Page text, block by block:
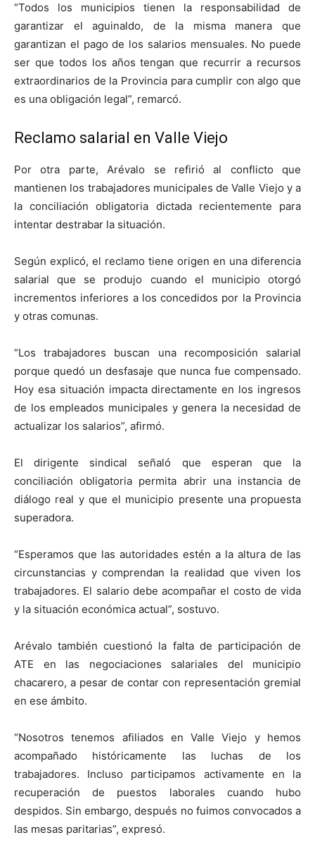
“Todos los municipios tienen la responsabilidad de
garantizar el aguinaldo, de la misma manera que
garantizan el pago de los salarios mensuales. No puede
ser que todos los años tengan que recurrir a recursos
extraordinarios de la Provincia para cumplir con algo que
es una obligación legal”, remarcó.
Reclamo salarial en Valle Viejo
Por otra parte, Arévalo se refirió al conflicto que
mantienen los trabajadores municipales de Valle Viejo y a
la conciliación obligatoria dictada recientemente para
intentar destrabar la situación.
Según explicó, el reclamo tiene origen en una diferencia
salarial que se produjo cuando el municipio otorgó
incrementos inferiores a los concedidos por la Provincia
y otras comunas.
“Los trabajadores buscan una recomposición salarial
porque quedó un desfasaje que nunca fue compensado.
Hoy esa situación impacta directamente en los ingresos
de los empleados municipales y genera la necesidad de
actualizar los salarios”, afirmó.
El dirigente sindical señaló que esperan que la
conciliación obligatoria permita abrir una instancia de
diálogo real y que el municipio presente una propuesta
superadora.
“Esperamos que las autoridades estén a la altura de las
circunstancias y comprendan la realidad que viven los
trabajadores. El salario debe acompañar el costo de vida
y la situación económica actual”, sostuvo.
Arévalo también cuestionó la falta de participación de
ATE en las negociaciones salariales del municipio
chacarero, a pesar de contar con representación gremial
en ese ámbito.
“Nosotros tenemos afiliados en Valle Viejo y hemos
acompañado históricamente las luchas de los
trabajadores. Incluso participamos activamente en la
recuperación de puestos laborales cuando hubo
despidos. Sin embargo, después no fuimos convocados a
las mesas paritarias”, expresó.